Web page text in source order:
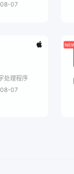
07
处理程序
07